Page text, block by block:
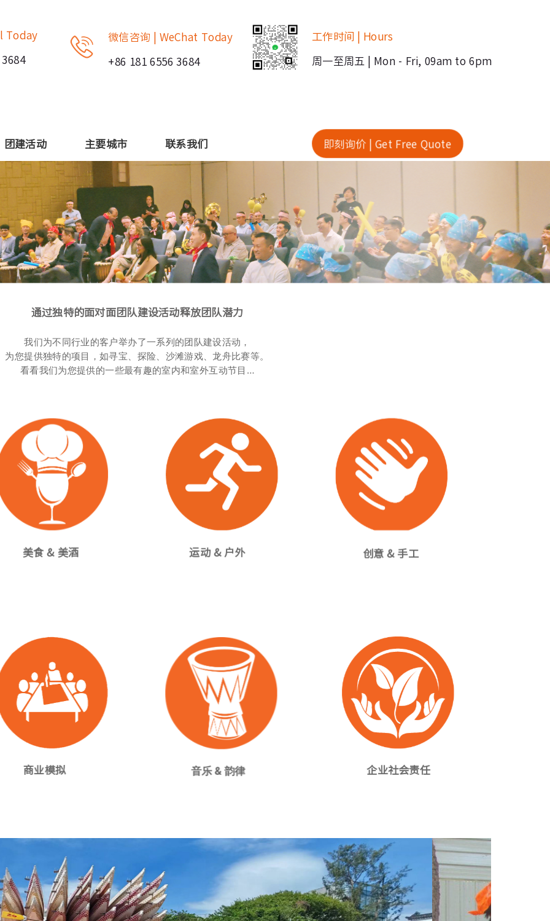
团建活动 主要城市 联系我们
Today 工作时间 | Hours
周一至周五 | Mon - Fri, 09am to 6pm
即刻询价 | Get Free Quote
微信咨询 | WeChat Today
+86 181 6556 3684
创意 & 手工
美食 & 美酒 运动 & 户外
音乐 & 韵律 企业社会责任
商业模拟
通过独特的面对面团队建设活动释放团队潜力
我们为不同行业的客户举办了一系列的团队建设活动，
为您提供独特的项目，如寻宝、探险、沙滩游戏、龙舟比赛等。
看看我们为您提供的一些最有趣的室内和室外互动节目…